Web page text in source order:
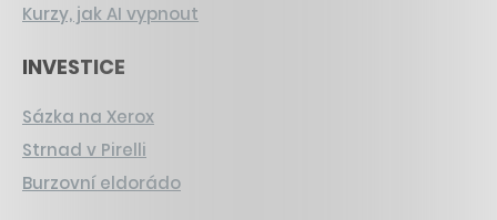
Kurzy, jak AI vypnout
INVESTICE
Sázka na Xerox
Strnad v Pirelli
Burzovní eldorádo